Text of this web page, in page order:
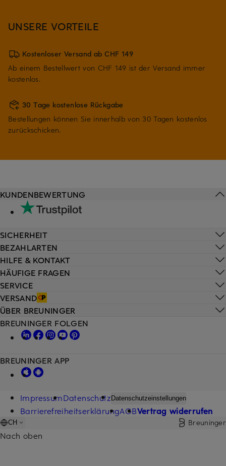
UNSERE VORTEILE
Kostenloser Versand ab CHF 149
Ab einem Bestellwert von CHF 149 ist der Versand immer
kostenlos.
30 Tage kostenlose Rückgabe
Bestellungen können Sie innerhalb von 30 Tagen kostenlos
zurückschicken.
HILFE & KONTAKT
HÄUFIGE FRAGEN
SERVICE
VERSAND
KUNDENBEWERTUNG
SICHERHEIT
BEZAHLARTEN
ÜBER BREUNINGER
BREUNINGER FOLGEN
BREUNINGER APP
ImpressumDatenschutz Datenschutzeinstellungen
BarrierefreiheitserklärungAGBVertrag widerrufen
CH Breuninger
Nach oben